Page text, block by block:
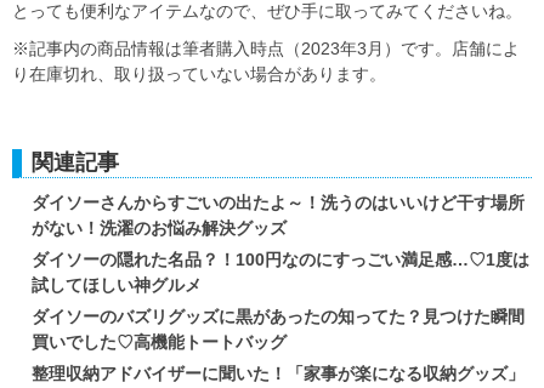
とっても便利なアイテムなので、ぜひ手に取ってみてくださいね。
※記事内の商品情報は筆者購入時点（2023年3月）です。店舗によ
り在庫切れ、取り扱っていない場合があります。
関連記事
ダイソーさんからすごいの出たよ～！洗うのはいいけど干す場所
がない！洗濯のお悩み解決グッズ
ダイソーの隠れた名品？！100円なのにすっごい満足感…♡1度は
試してほしい神グルメ
ダイソーのバズリグッズに黒があったの知ってた？見つけた瞬間
買いでした♡高機能トートバッグ
整理収納アドバイザーに聞いた！「家事が楽になる収納グッズ」